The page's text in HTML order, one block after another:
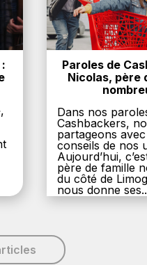
Paroles de
Nicolas, père
Dans nos
Cashbackers,
partageons
conseils de nos
Aujourd’hui,
père de famille
du côté de
nous donne